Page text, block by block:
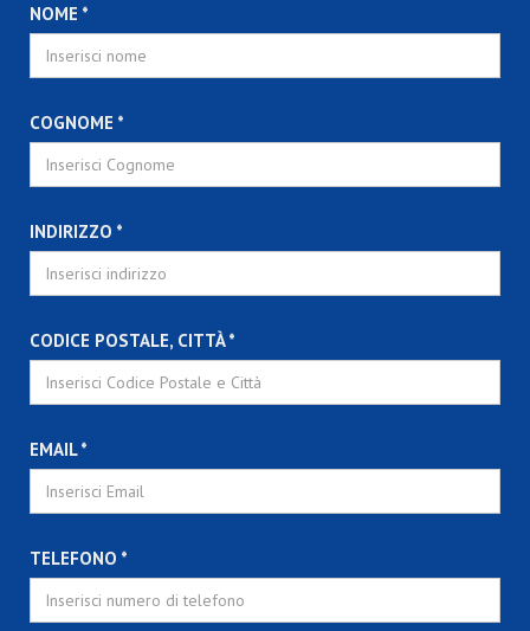
NOME *
COGNOME *
INDIRIZZO *
CODICE POSTALE, CITTÀ *
EMAIL *
TELEFONO *